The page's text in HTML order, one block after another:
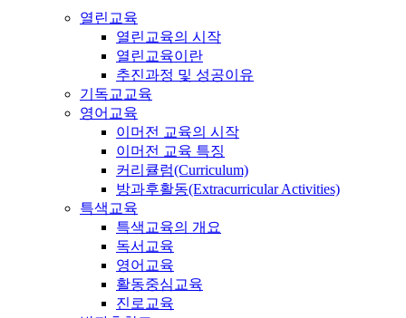
열린교육
열린교육의 시작
열린교육이란
추진과정 및 성공이유
기독교교육
영어교육
이머전 교육의 시작
이머전 교육 특징
커리큘럼(Curriculum)
방과후활동(Extracurricular Activities)
특색교육
특색교육의 개요
독서교육
영어교육
활동중심교육
진로교육